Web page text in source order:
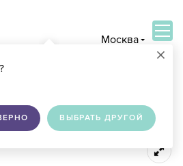
платьев
Москва
×
ВЫБРАТЬ ДРУГОЙ